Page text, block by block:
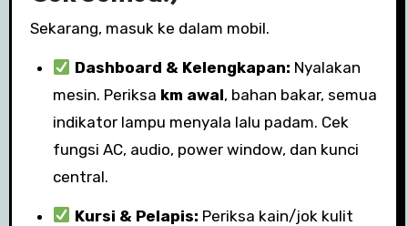
Sekarang, masuk ke dalam mobil.
Dashboard & Kelengkapan: Nyalakan
mesin. Periksa km awal, bahan bakar, semua
indikator lampu menyala lalu padam. Cek
fungsi AC, audio, power window, dan kunci
central.
Kursi & Pelapis: Periksa kain/jok kulit